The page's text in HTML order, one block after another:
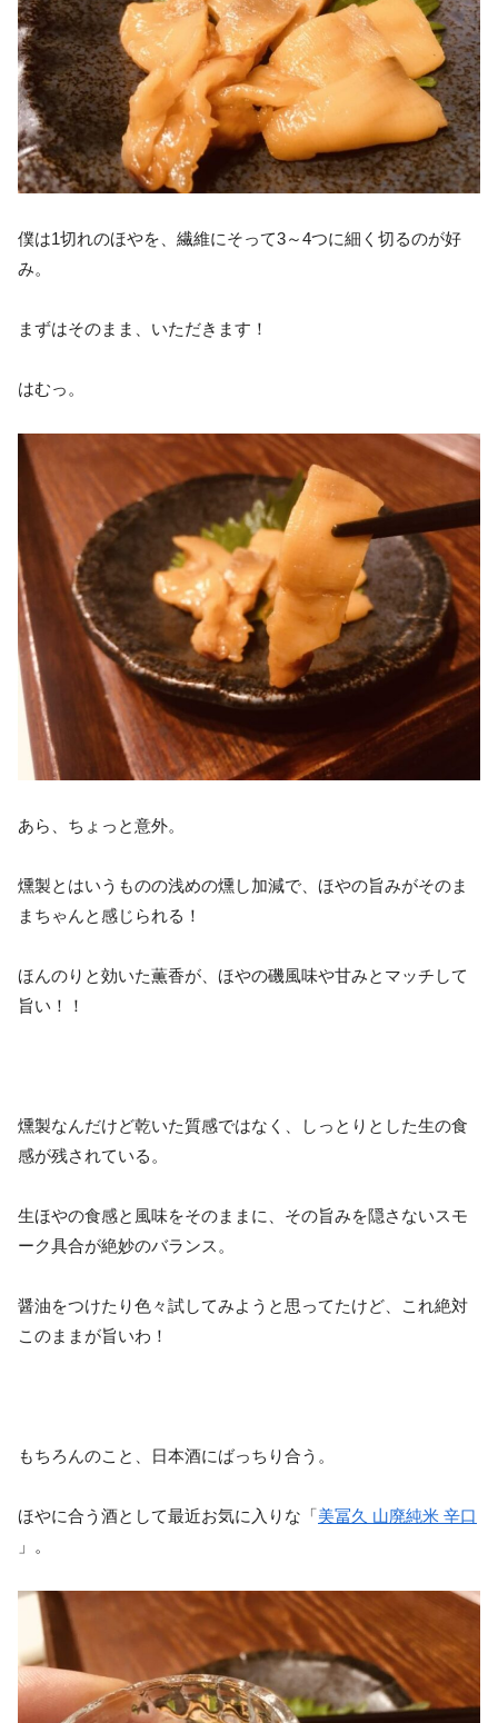
僕は1切れのほやを、繊維にそって3～4つに細く切るのが好
み。
まずはそのまま、いただきます！
はむっ。
あら、ちょっと意外。
燻製とはいうものの浅めの燻し加減で、ほやの旨みがそのま
まちゃんと感じられる！
ほんのりと効いた薫香が、ほやの磯風味や甘みとマッチして
旨い！！
燻製なんだけど乾いた質感ではなく、しっとりとした生の食
感が残されている。
生ほやの食感と風味をそのままに、その旨みを隠さないスモ
ーク具合が絶妙のバランス。
醤油をつけたり色々試してみようと思ってたけど、これ絶対
このままが旨いわ！
もちろんのこと、日本酒にばっちり合う。
ほやに合う酒として最近お気に入りな「美冨久 山廃純米 辛口
」。